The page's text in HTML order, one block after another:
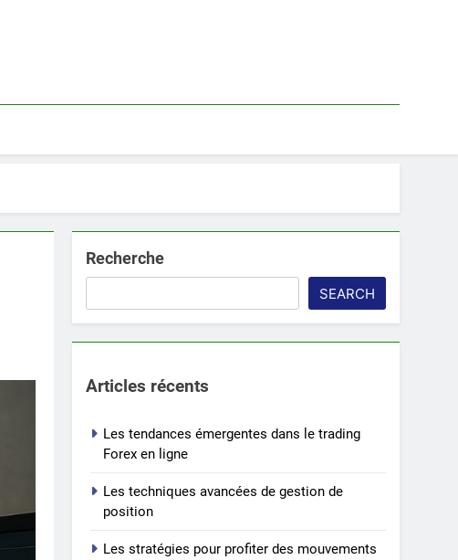
Recherche
SEARCH
Articles récents
Les tendances émergentes dans le trading
Forex en ligne
Les techniques avancées de gestion de
position
Les stratégies pour profiter des mouvements